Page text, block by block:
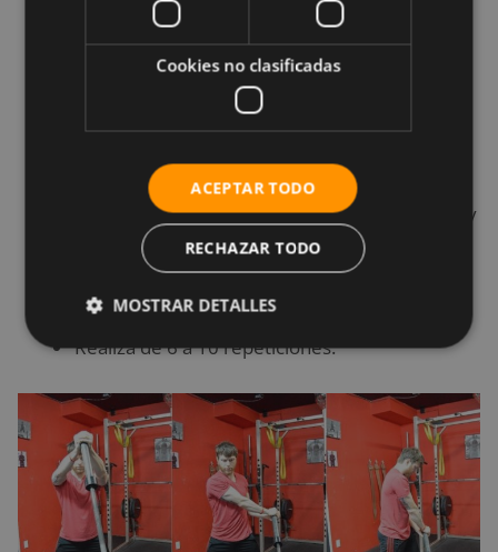
elemento de refuerzo a través de los tres
niveles de musculatura central.
Trata de mantener el pecho hacia arriba,
mientras haces caer la barra a tu izquierda.
la barra de anclaje.
Trae la barra sin perder latensión principal
, y
coloca la pierna de atrás en su posición inicial.
Repite con el lado contrario, eso es una
repetición.
Realiza de 6 a 10 repeticiones.
Cookies no clasificadas
ACEPTAR TODO
RECHAZAR TODO
MOSTRAR DETALLES